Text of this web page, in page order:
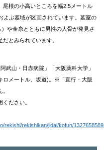
根の小高いところを幅2.5メートル
よぶ墓域が区画されています。墓室の
や金糸とともに男性の人骨が発見さ
とみられています。
武山・日赤病院」「大阪薬科大学」
ロメートル、坂道)。※「直行・大阪
ださい。
rekishi/rekishikan/jidai/kofun/